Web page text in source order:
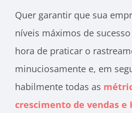
Quer garantir que sua
níveis máximos de sucesso
hora de praticar o
minuciosamente e, em
habilmente todas as
crescimento de vendas e